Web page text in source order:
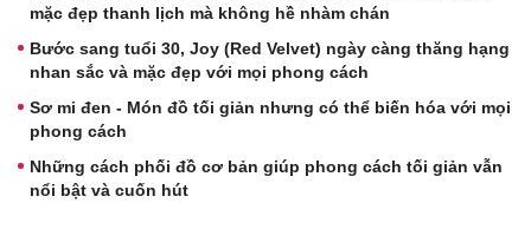
mặc đẹp thanh lịch mà không hề nhàm chán
Bước sang tuổi 30, Joy (Red Velvet) ngày càng thăng hạng
nhan sắc và mặc đẹp với mọi phong cách
Sơ mi đen - Món đồ tối giản nhưng có thể biến hóa với mọi
phong cách
Những cách phối đồ cơ bản giúp phong cách tối giản vẫn
nổi bật và cuốn hút